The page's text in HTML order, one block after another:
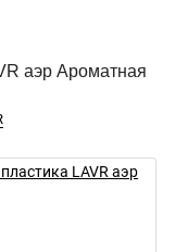
аэр Ароматная